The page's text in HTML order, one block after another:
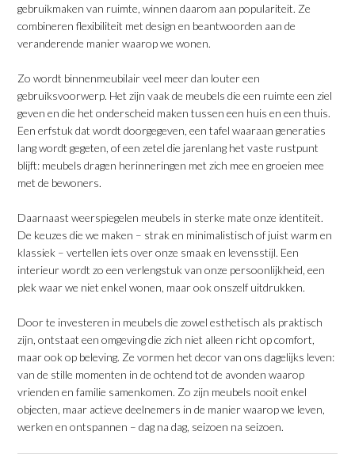
gebruikmaken van ruimte, winnen daarom aan populariteit. Ze
combineren flexibiliteit met design en beantwoorden aan de
veranderende manier waarop we wonen.
​Zo wordt binnenmeubilair veel meer dan louter een
gebruiksvoorwerp. Het zijn vaak de meubels die een ruimte een ziel
geven en die het onderscheid maken tussen een huis en een thuis.
Een erfstuk dat wordt doorgegeven, een tafel waaraan generaties
lang wordt gegeten, of een zetel die jarenlang het vaste rustpunt
blijft: meubels dragen herinneringen met zich mee en groeien mee
met de bewoners.
​Daarnaast weerspiegelen meubels in sterke mate onze identiteit.
De keuzes die we maken – strak en minimalistisch of juist warm en
klassiek – vertellen iets over onze smaak en levensstijl. Een
interieur wordt zo een verlengstuk van onze persoonlijkheid, een
plek waar we niet enkel wonen, maar ook onszelf uitdrukken.
​Door te investeren in meubels die zowel esthetisch als praktisch
zijn, ontstaat een omgeving die zich niet alleen richt op comfort,
maar ook op beleving. Ze vormen het decor van ons dagelijks leven:
van de stille momenten in de ochtend tot de avonden waarop
vrienden en familie samenkomen. Zo zijn meubels nooit enkel
objecten, maar actieve deelnemers in de manier waarop we leven,
werken en ontspannen – dag na dag, seizoen na seizoen.